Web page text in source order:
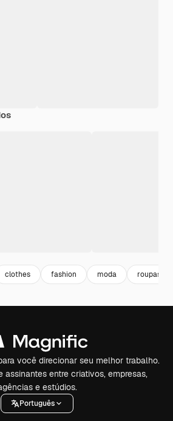
clothes fashion moda roupas
você direcionar seu melhor trabalho.
assinantes entre criativos, empresas,
e estúdios.
Português